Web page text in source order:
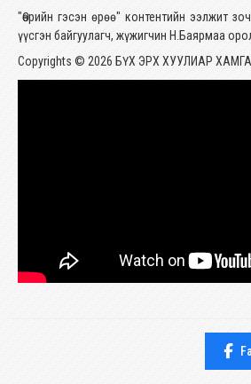
"Өөрийн гэсэн өрөө" контентийн ээлжит
үүсгэн байгуулагч, жүжигчин Н.Баярмаа
Copyrights © 2026 БҮХ ЭРХ ХУУЛИАР